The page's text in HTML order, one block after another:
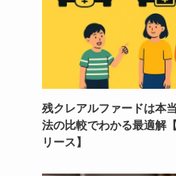
残クレアルファードは本
法の比較でわかる最適解
リース】